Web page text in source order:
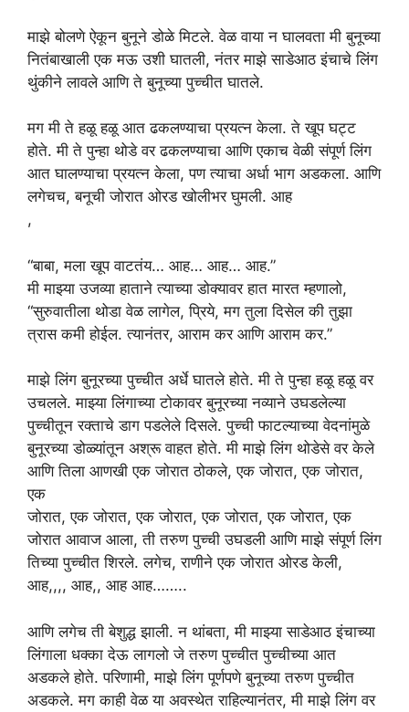
माझे बोलणे ऐकून बुनूने डोळे मिटले. वेळ वाया न घालवता मी बुनूच्या
नितंबाखाली एक मऊ उशी घातली, नंतर माझे साडेआठ इंचाचे लिंग
थुंकीने लावले आणि ते बुनूच्या पुच्चीत घातले.
मग मी ते हळू हळू आत ढकलण्याचा प्रयत्न केला. ते खूप घट्ट
होते. मी ते पुन्हा थोडे वर ढकलण्याचा आणि एकाच वेळी संपूर्ण लिंग
आत घालण्याचा प्रयत्न केला, पण त्याचा अर्धा भाग अडकला. आणि
लगेचच, बनूची जोरात ओरड खोलीभर घुमली. आह
,
“बाबा, मला खूप वाटतंय… आह… आह… आह.”
मी माझ्या उजव्या हाताने त्याच्या डोक्यावर हात मारत म्हणालो,
“सुरुवातीला थोडा वेळ लागेल, प्रिये, मग तुला दिसेल की तुझा
त्रास कमी होईल. त्यानंतर, आराम कर आणि आराम कर.”
माझे लिंग बुनूरच्या पुच्चीत अर्धे घातले होते. मी ते पुन्हा हळू हळू वर
उचलले. माझ्या लिंगाच्या टोकावर बुनूरच्या नव्याने उघडलेल्या
पुच्चीतून रक्ताचे डाग पडलेले दिसले. पुच्ची फाटल्याच्या वेदनांमुळे
बुनूरच्या डोळ्यांतून अश्रू वाहत होते. मी माझे लिंग थोडेसे वर केले
आणि तिला आणखी एक जोरात ठोकले, एक जोरात, एक जोरात,
एक
जोरात, एक जोरात, एक जोरात, एक जोरात, एक जोरात, एक
जोरात आवाज आला, ती तरुण पुच्ची उघडली आणि माझे संपूर्ण लिंग
तिच्या पुच्चीत शिरले. लगेच, राणीने एक जोरात ओरड केली,
आह,,,, आह,, आह आह……..
आणि लगेच ती बेशुद्ध झाली. न थांबता, मी माझ्या साडेआठ इंचाच्या
लिंगाला धक्का देऊ लागलो जे तरुण पुच्चीत पुच्चीच्या आत
अडकले होते. परिणामी, माझे लिंग पूर्णपणे बुनूच्या तरुण पुच्चीत
अडकले. मग काही वेळ या अवस्थेत राहिल्यानंतर, मी माझे लिंग वर